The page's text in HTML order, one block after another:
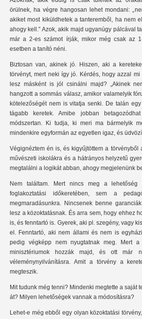
örülnek, ha végre hangosan lehet mondani:
akiket most kiküldhetek a tanteremből, ha nem
ahogy kell.” Azok, akik majd ugyanúgy pálcával
már a 2-es számot írják, mikor még csak az
esetben a tanító néni.
Biztosan van, akinek jó. Hiszen, aki a
törvényt, mert neki így jó. Kérdés, hogy azzal
lesz másként is jól csinálni majd? „Akinek
hangzott a sommás válasz, amikor valamelyik
kötelezőségét nem is vitatja senki. De talán
tágabb keretek. Amibe jobban
módszertan. Ki tudja, ki meri ma bármelyik
mindenkire egyformán az egyetlen igaz, és
Végignéztem én is, és kigyűjtöttem a
művészeti iskolákra és a hátrányos helyzetű
megtalálni a logikát abban, ahogy megjelenünk
Nem találtam. Mert nincs meg a lehetőség
foglakoztatási időkeretében, sem a
megmaradásunkra. Nincsenek benne
lesz a közoktatásnak. És arra sem, hogy ehhez
is, és fenntartó is. Gyerek, aki pl. szegény, vagy
el. Fenntartó, aki nem állami és nem is
pedig végképp nem nyugtatnak meg. Mert
minisztériumok hozzák majd, és ott már
véleménynyilvánításra. Amit a törvény a
megteszik.
Mit tudunk még tenni? Mindenki megtette a saját
át? Milyen lehetőségek vannak a módosításra?
Lehet-e még ebből egy olyan közoktatási